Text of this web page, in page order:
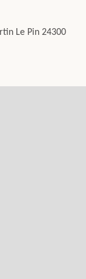
Le Pin 24300